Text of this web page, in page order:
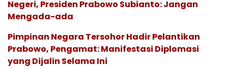
Negeri, Presiden Prabowo Subianto: Jangan
Mengada-ada
Pimpinan Negara Tersohor Hadir Pelantikan
Prabowo, Pengamat: Manifestasi Diplomasi
yang Dijalin Selama Ini